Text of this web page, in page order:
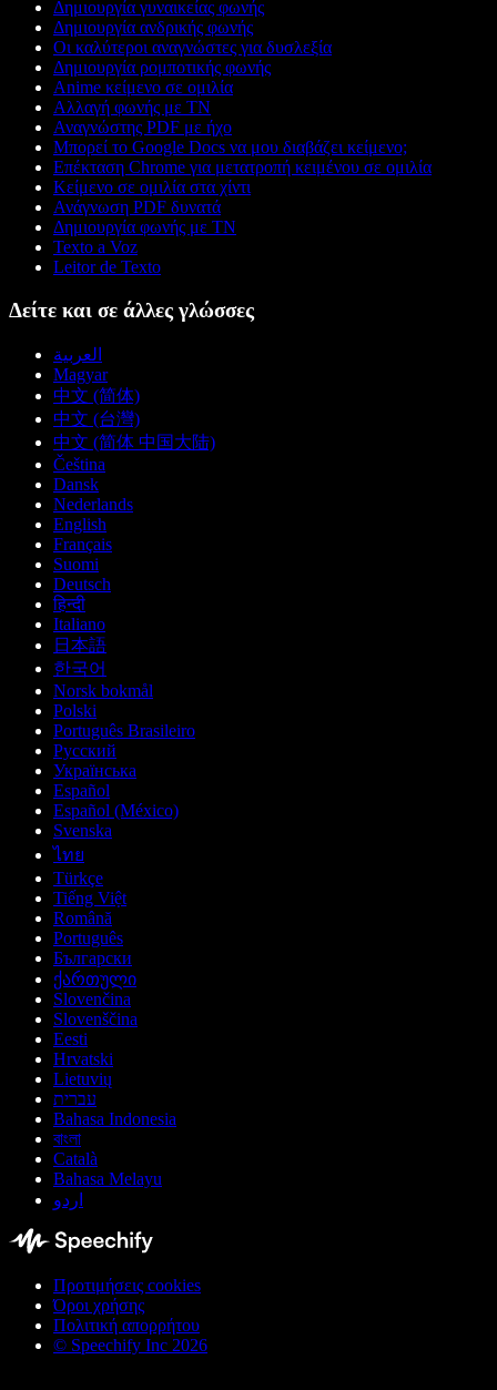
Δημιουργία γυναικείας φωνής
Δημιουργία ανδρικής φωνής
Οι καλύτεροι αναγνώστες για δυσλεξία
Δημιουργία ρομποτικής φωνής
Anime κείμενο σε ομιλία
Αλλαγή φωνής με ΤΝ
Αναγνώστης PDF με ήχο
Μπορεί το Google Docs να μου διαβάζει κείμενο;
Επέκταση Chrome για μετατροπή κειμένου σε ομιλία
Κείμενο σε ομιλία στα χίντι
Ανάγνωση PDF δυνατά
Δημιουργία φωνής με ΤΝ
Texto a Voz
Leitor de Texto
Δείτε και σε άλλες γλώσσες
العربية
Magyar
中文 (简体)
中文 (台灣)
中文 (简体 中国大陆)
Čeština
Dansk
Nederlands
English
Français
Suomi
Deutsch
हिन्दी
Italiano
日本語
한국어
Norsk bokmål
Polski
Português Brasileiro
Русский
Українська
Español
Español (México)
Svenska
ไทย
Türkçe
Tiếng Việt
Română
Português
Български
ქართული
Slovenčina
Slovenščina
Eesti
Hrvatski
Lietuvių
עברית
Bahasa Indonesia
বাংলা
Català
Bahasa Melayu
اردو
Προτιμήσεις cookies
Όροι χρήσης
Πολιτική απορρήτου
© Speechify Inc 2026